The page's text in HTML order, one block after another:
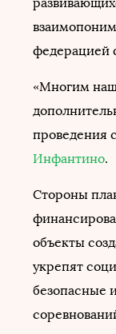
федерацией
«Многим
проведения
Инфантино.
Стороны
объекты
укрепят
безопасные